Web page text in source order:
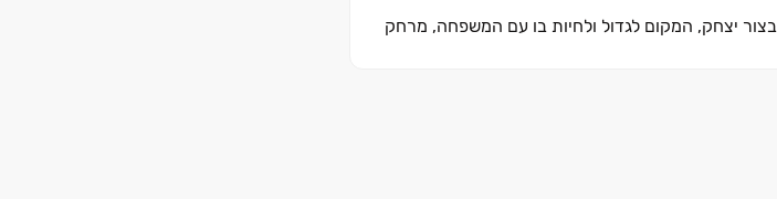
יצחק, המקום לגדול ולחיות בו עם המשפחה, מרחק